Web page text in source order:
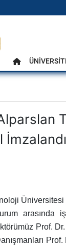
Anasayfa
İmzalandı
Üniversitesi
arasında
Prof. Dr.